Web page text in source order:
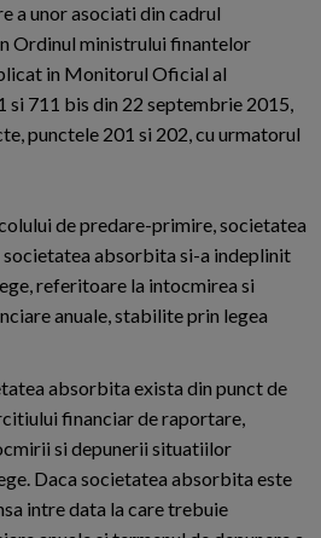
a unor asociati din cadrul
Ordinul ministrului finantelor
in Monitorul Oficial al
si 711 bis din 22 septembrie 2015,
punctele 201 si 202, cu urmatorul
de predare-primire, societatea
societatea absorbita si-a indeplinit
referitoare la intocmirea si
anuale, stabilite prin legea
absorbita exista din punct de
financiar de raportare,
si depunerii situatiilor
Daca societatea absorbita este
intre data la care trebuie